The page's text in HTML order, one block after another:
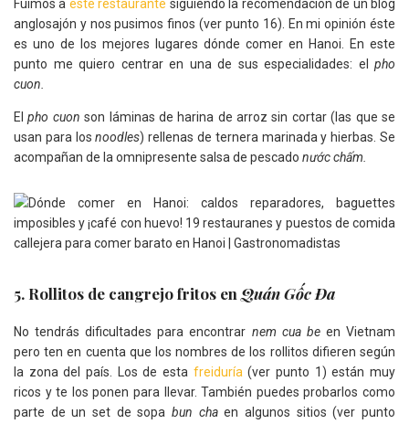
Fuimos a este restaurante siguiendo la recomendación de un blog
anglosajón y nos pusimos finos (ver punto 16). En mi opinión éste
es uno de los mejores lugares dónde comer en Hanoi. En este
punto me quiero centrar en una de sus especialidades: el pho
cuon.
Elpho cuon son láminas de harina de arroz sin cortar (las que se
usan para losnoodles) rellenas de ternera marinada y hierbas. Se
acompañan de la omnipresente salsa de pescado nước chấm.
5. Rollitos de cangrejo fritos en Quán Gốc Đa
No tendrás dificultades para encontrar nem cua been Vietnam
pero ten en cuenta que los nombres de los rollitos difieren según
la zona del país. Los de esta freiduría (ver punto 1) están muy
ricos y te los ponen para llevar. También puedes probarlos como
parte de un set de sopa bun chaen algunos sitios (ver punto